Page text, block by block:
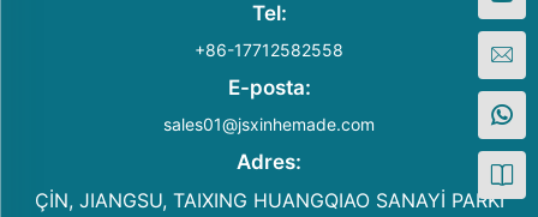
Tel:
+86-17712582558
E-posta:
sales01@jsxinhemade.com
Adres:
ÇİN, JIANGSU, TAIXING HUANGQIAO SANAYİ PARKI